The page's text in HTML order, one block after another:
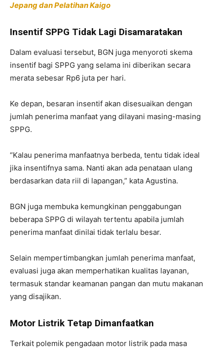
Jepang dan Pelatihan Kaigo
Insentif SPPG Tidak Lagi Disamaratakan
Dalam evaluasi tersebut, BGN juga menyoroti skema
insentif bagi SPPG yang selama ini diberikan secara
merata sebesar Rp6 juta per hari.
Ke depan, besaran insentif akan disesuaikan dengan
jumlah penerima manfaat yang dilayani masing-masing
SPPG.
“Kalau penerima manfaatnya berbeda, tentu tidak ideal
jika insentifnya sama. Nanti akan ada penataan ulang
berdasarkan data riil di lapangan,” kata Agustina.
BGN juga membuka kemungkinan penggabungan
beberapa SPPG di wilayah tertentu apabila jumlah
penerima manfaat dinilai tidak terlalu besar.
Selain mempertimbangkan jumlah penerima manfaat,
evaluasi juga akan memperhatikan kualitas layanan,
termasuk standar keamanan pangan dan mutu makanan
yang disajikan.
Motor Listrik Tetap Dimanfaatkan
Terkait polemik pengadaan motor listrik pada masa